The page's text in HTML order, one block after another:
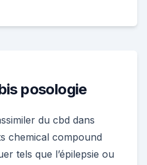
posologie
du cbd dans
chemical compound
tels que l’épilepsie ou